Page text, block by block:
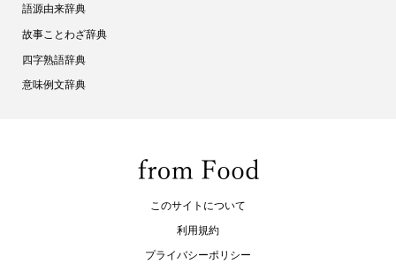
語源由来辞典
故事ことわざ辞典
四字熟語辞典
意味例文辞典
このサイトについて
利用規約
プライバシーポリシー